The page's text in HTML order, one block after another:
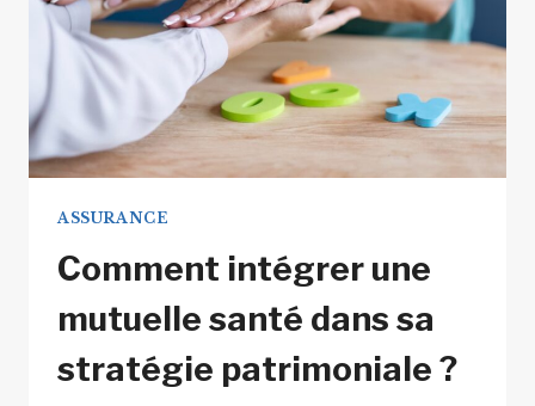
DE
SOINS
?
ASSURANCE
Comment intégrer une
mutuelle santé dans sa
stratégie patrimoniale ?